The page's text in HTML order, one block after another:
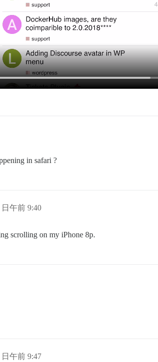
in safari ?
日午前 9:40
scrolling on my iPhone 8p.
日午前 9:47